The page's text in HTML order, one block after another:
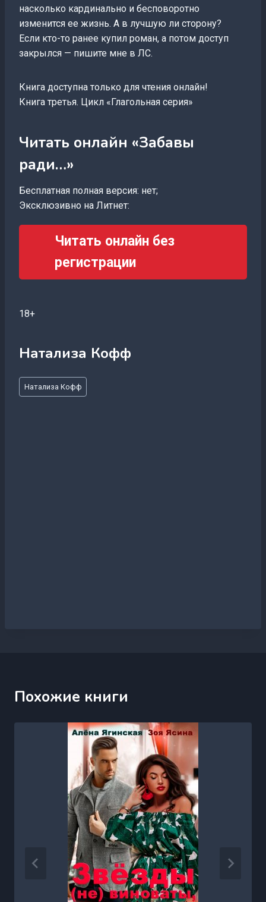
насколько кардинально и бесповоротно
изменится ее жизнь. А в лучшую ли сторону?
Если кто-то ранее купил роман, а потом доступ
закрылся — пишите мне в ЛС.
Книга доступна только для чтения онлайн!
Книга третья. Цикл «Глагольная серия»
Читать онлайн «Забавы
ради…»
Бесплатная полная версия: нет;
Эксклюзивно на Литнет:
Читать онлайн без
регистрации
18+
Натализа Кофф
Метки
записи:
Натализа Кофф
Похожие книги